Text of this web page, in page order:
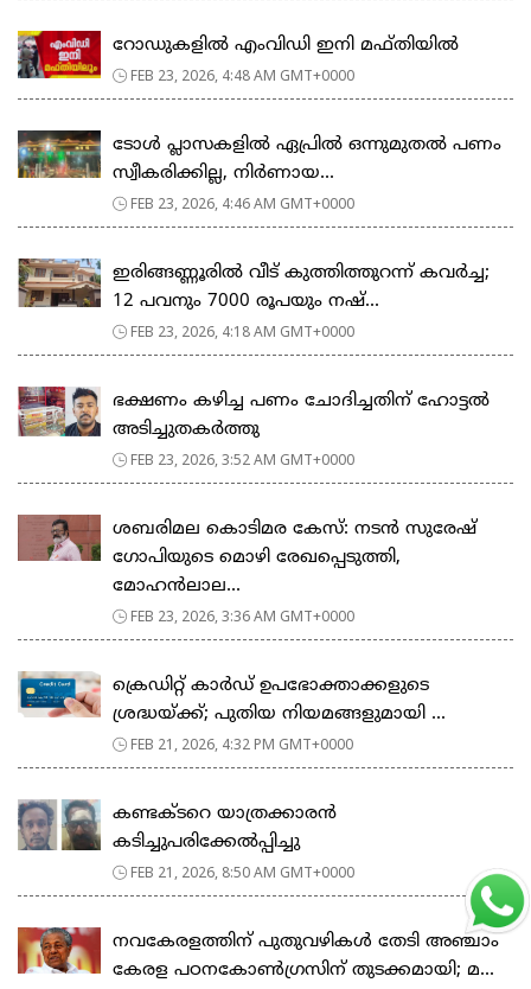
റോഡുകളില്‍ എംവിഡി ഇനി മഫ്തിയില്‍
FEB 23, 2026, 4:48 AM GMT+0000
ടോള്‍ പ്ലാസകളില്‍ ഏപ്രില്‍ ഒന്നുമുതല്‍ പണം
സ്വീകരിക്കില്ല, നിര്‍ണായ...
FEB 23, 2026, 4:46 AM GMT+0000
ഇരിങ്ങണ്ണൂരിൽ വീട് കുത്തിത്തുറന്ന് കവർച്ച;
12 പവനും 7000 രൂപയും നഷ്...
FEB 23, 2026, 4:18 AM GMT+0000
ഭക്ഷണം കഴിച്ച പണം ചോദിച്ചതിന് ഹോട്ടൽ
അടിച്ചുതകർത്തു
FEB 23, 2026, 3:52 AM GMT+0000
ശബരിമല കൊടിമര കേസ്: നടൻ സുരേഷ്
ഗോപിയുടെ മൊഴി രേഖപ്പെടുത്തി,
മോഹൻലാല...
FEB 23, 2026, 3:36 AM GMT+0000
ക്രെഡിറ്റ് കാർഡ് ഉപഭോക്താക്കളുടെ
ശ്രദ്ധയ്ക്ക്; പുതിയ നിയമങ്ങളുമായി ...
FEB 21, 2026, 4:32 PM GMT+0000
കണ്ടക്ടറെ യാത്രക്കാരൻ
കടിച്ചുപരിക്കേൽപ്പിച്ചു
FEB 21, 2026, 8:50 AM GMT+0000
നവകേരളത്തിന് പുതുവഴികൾ തേടി അഞ്ചാം
കേരള പഠനകോൺഗ്രസിന് തുടക്കമായി; മ...